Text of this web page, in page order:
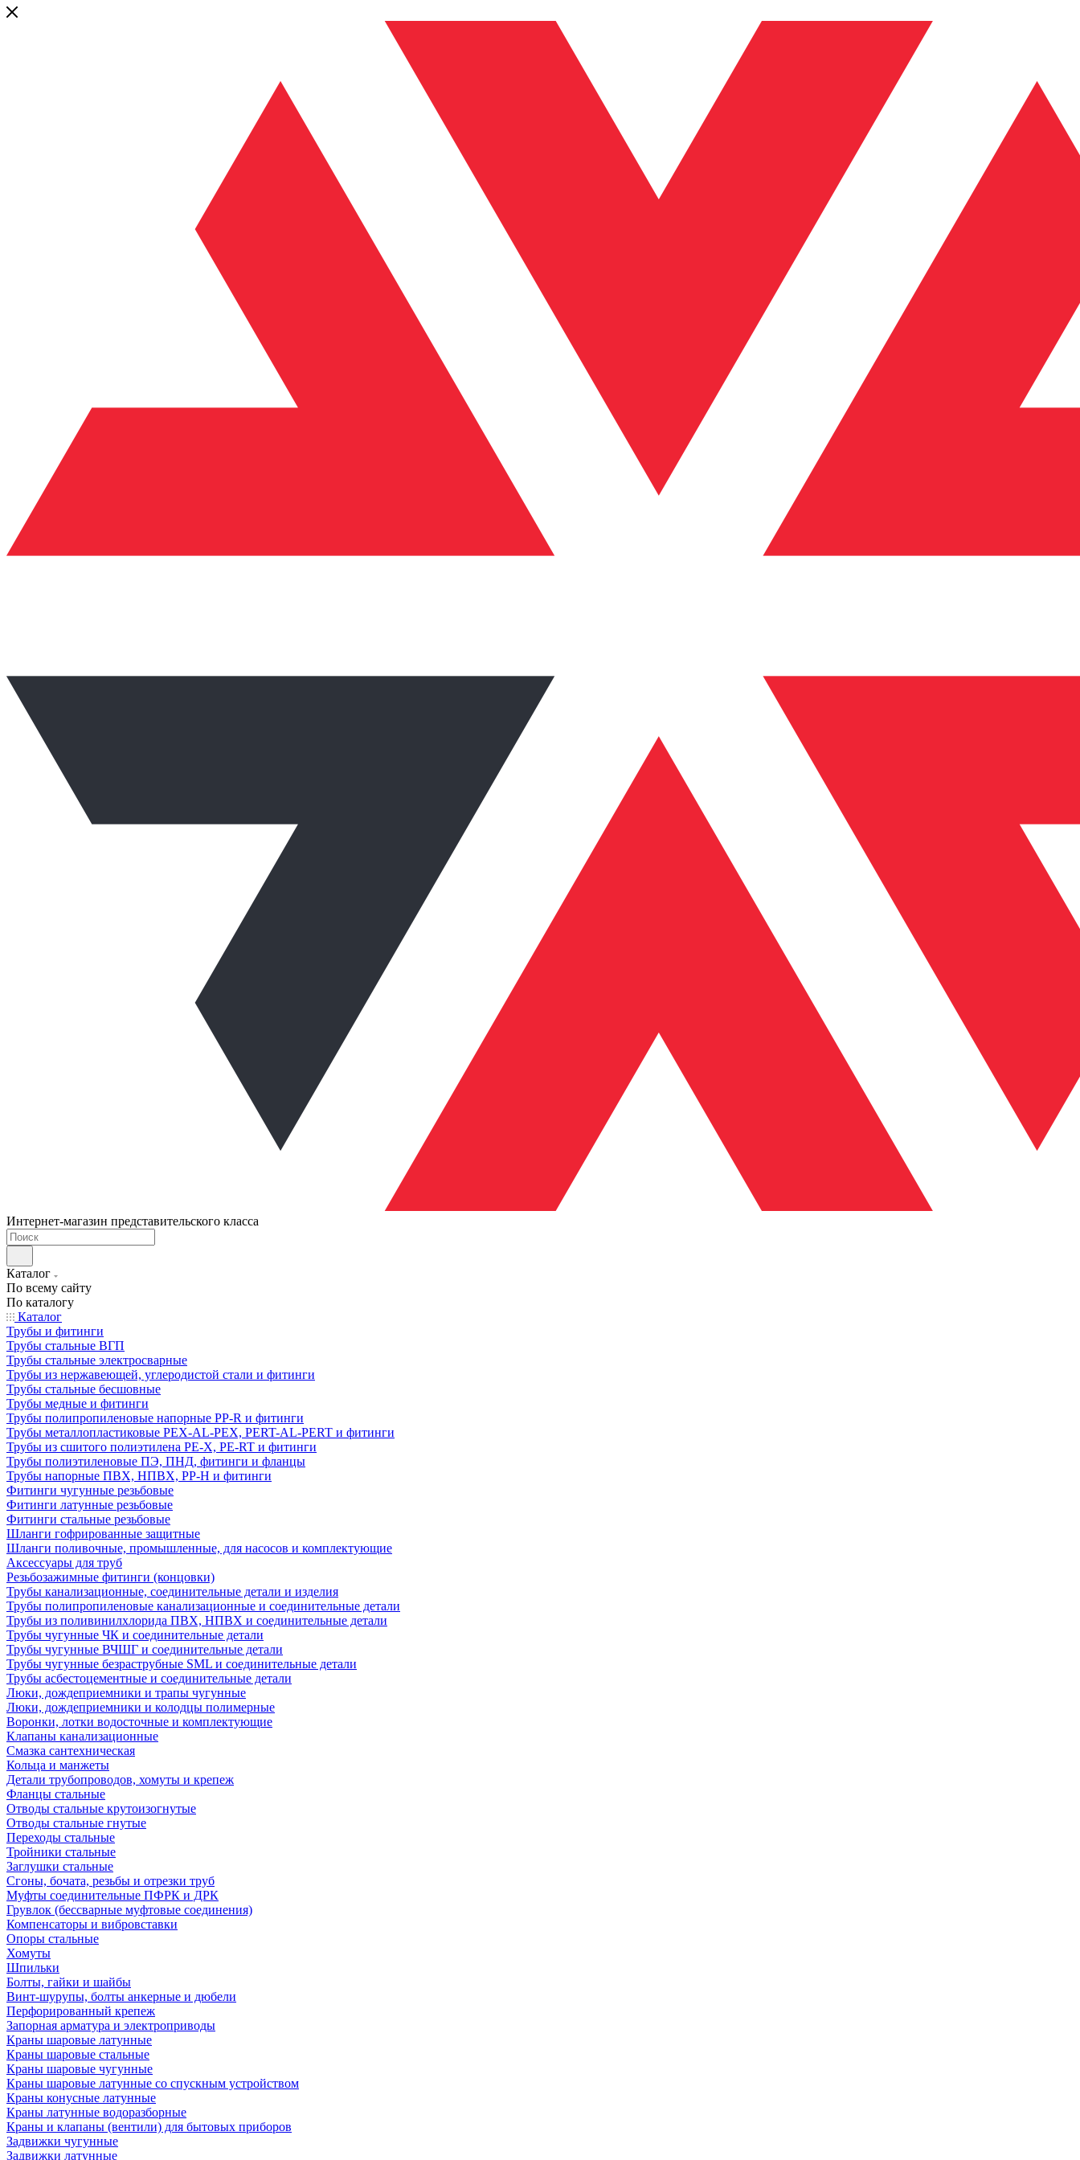
Интернет-магазин представительского класса
Каталог
По всему сайту
По каталогу
Каталог
Трубы и фитинги
Трубы стальные ВГП
Трубы стальные электросварные
Трубы из нержавеющей, углеродистой стали и фитинги
Трубы стальные бесшовные
Трубы медные и фитинги
Трубы полипропиленовые напорные PP-R и фитинги
Трубы металлопластиковые PEX-AL-PEX, PERT-AL-PERT и фитинги
Трубы из сшитого полиэтилена PE-X, PE-RT и фитинги
Трубы полиэтиленовые ПЭ, ПНД, фитинги и фланцы
Трубы напорные ПВХ, НПВХ, PP-H и фитинги
Фитинги чугунные резьбовые
Фитинги латунные резьбовые
Фитинги стальные резьбовые
Шланги гофрированные защитные
Шланги поливочные, промышленные, для насосов и комплектующие
Аксессуары для труб
Резьбозажимные фитинги (концовки)
Трубы канализационные, соединительные детали и изделия
Трубы полипропиленовые канализационные и соединительные детали
Трубы из поливинилхлорида ПВХ, НПВХ и соединительные детали
Трубы чугунные ЧК и соединительные детали
Трубы чугунные ВЧШГ и соединительные детали
Трубы чугунные безраструбные SML и соединительные детали
Трубы асбестоцементные и соединительные детали
Люки, дождеприемники и трапы чугунные
Люки, дождеприемники и колодцы полимерные
Воронки, лотки водосточные и комплектующие
Клапаны канализационные
Смазка сантехническая
Кольца и манжеты
Детали трубопроводов, хомуты и крепеж
Фланцы стальные
Отводы стальные крутоизогнутые
Отводы стальные гнутые
Переходы стальные
Тройники стальные
Заглушки стальные
Сгоны, бочата, резьбы и отрезки труб
Муфты соединительные ПФРК и ДРК
Грувлок (бессварные муфтовые соединения)
Компенсаторы и вибровставки
Опоры стальные
Хомуты
Шпильки
Болты, гайки и шайбы
Винт-шурупы, болты анкерные и дюбели
Перфорированный крепеж
Запорная арматура и электроприводы
Краны шаровые латунные
Краны шаровые стальные
Краны шаровые чугунные
Краны шаровые латунные со спускным устройством
Краны конусные латунные
Краны латунные водоразборные
Краны и клапаны (вентили) для бытовых приборов
Задвижки чугунные
Задвижки латунные